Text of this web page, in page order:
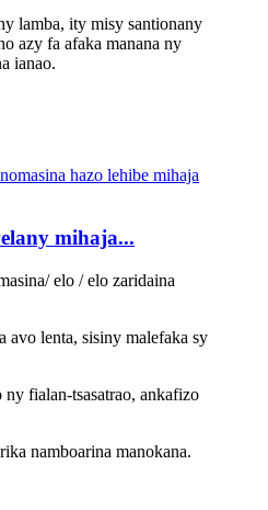
lamba, ity misy santionany
azy fa afaka manana ny
ianao.
mihaja...
elo / elo zaridaina
avo lenta, sisiny malefaka sy
fialan-tsasatrao, ankafizo
namboarina manokana.